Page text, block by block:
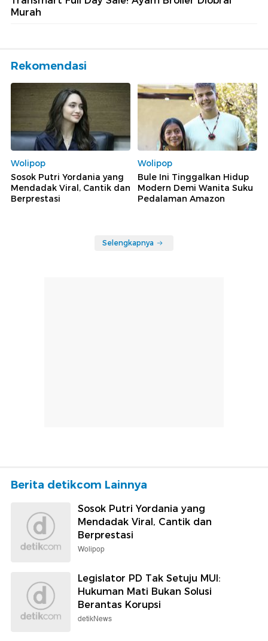
Murah
Rekomendasi
Wolipop
Sosok Putri Yordania yang
Mendadak Viral, Cantik dan
Berprestasi
Wolipop
Bule Ini Tinggalkan Hidup
Modern Demi Wanita Suku
Pedalaman Amazon
Selengkapnya
Berita detikcom Lainnya
Sosok Putri Yordania yang
Mendadak Viral, Cantik dan
Berprestasi
Wolipop
Legislator PD Tak Setuju MUI:
Hukuman Mati Bukan Solusi
Berantas Korupsi
detikNews